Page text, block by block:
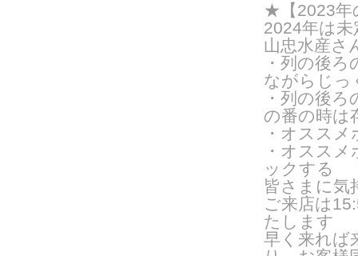
★【2023年
2024年は
山忠水産さ
・列の後
ながらじっ
・列の後
の番の時は
・オスス
・オスス
ックする
皆さまに気
ご来店は
たします
早く来れば